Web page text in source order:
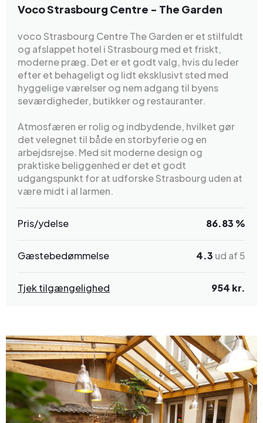
Voco Strasbourg Centre - The Garden
voco Strasbourg Centre The Garden er et stilfuldt
og afslappet hotel i Strasbourg med et friskt,
moderne præg. Det er et godt valg, hvis du leder
efter et behageligt og lidt eksklusivt sted med
hyggelige værelser og nem adgang til byens
seværdigheder, butikker og restauranter.
Atmosfæren er rolig og indbydende, hvilket gør
det velegnet til både en storbyferie og en
arbejdsrejse. Med sit moderne design og
praktiske beliggenhed er det et godt
udgangspunkt for at udforske Strasbourg uden at
være midt i al larmen.
Pris/ydelse 86.83 %
Gæstebedømmelse 4.3 ud af 5
Tjek tilgængelighed 954 kr.